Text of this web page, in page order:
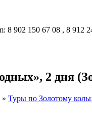
902 150 67 08 , 8 912
2 дня
» Туры по Золотому